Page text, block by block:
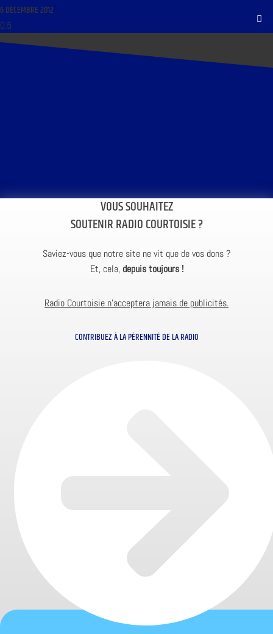
6 DÉCEMBRE 2012
VOUS SOUHAITEZ
SOUTENIR RADIO COURTOISIE ?
Saviez-vous que notre site ne vit que de vos dons ?
Et, cela, depuis toujours !
Radio Courtoisie n’acceptera jamais de publicités.
CONTRIBUEZ À LA PÉRENNITÉ DE LA RADIO